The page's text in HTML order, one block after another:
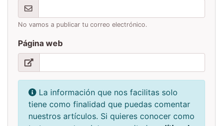
No vamos a publicar tu correo electrónico.
Página web
La información que nos facilitas solo
tiene como finalidad que puedas comentar
nuestros artículos. Si quieres conocer como